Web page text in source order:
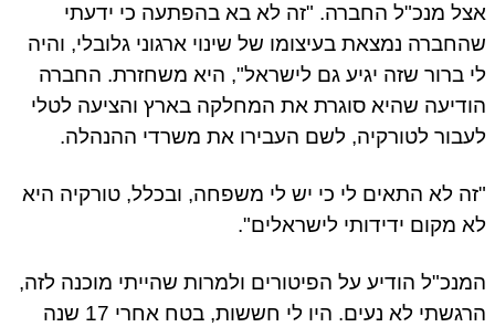
מנכ"ל החברה. "זה לא בא בהפתעה כי ידעתי
נמצאת בעיצומו של שינוי ארגוני גלובלי, והיה
ברור שזה יגיע גם לישראל", היא משחזרת. החברה
שהיא סוגרת את המחלקה בארץ והציעה לטלי
לטורקיה, לשם העבירו את משרדי ההנהלה.
לא התאים לי כי יש לי משפחה, ובכלל, טורקיה היא
מקום ידידותי לישראלים".
הודיע על הפיטורים ולמרות שהייתי מוכנה לזה,
הרגשתי לא נעים. היו לי חששות, בטח אחרי 17 שנה